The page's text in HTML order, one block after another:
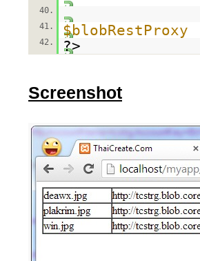
40.
41.
$blobRestProxy
42. ?>
Screenshot